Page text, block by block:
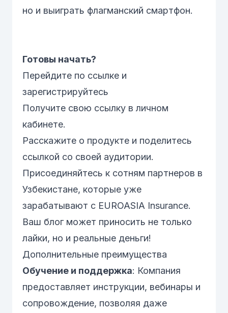
но и выиграть флагманский смартфон.
Готовы начать?
Перейдите по ссылке и
зарегистрируйтесь
Получите свою ссылку в личном
кабинете.
Расскажите о продукте и поделитесь
ссылкой со своей аудитории.
Присоединяйтесь к сотням партнеров в
Узбекистане, которые уже
зарабатывают с EUROASIA Insurance.
Ваш блог может приносить не только
лайки, но и реальные деньги!
Дополнительные преимущества
Обучение и поддержка: Компания
предоставляет инструкции, вебинары и
сопровождение, позволяя даже